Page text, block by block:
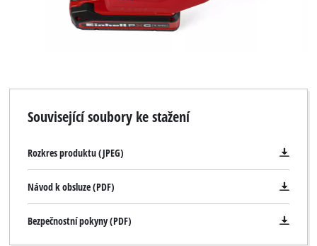
Související soubory ke stažení
Rozkres produktu (JPEG)
Návod k obsluze (PDF)
Bezpečnostní pokyny (PDF)